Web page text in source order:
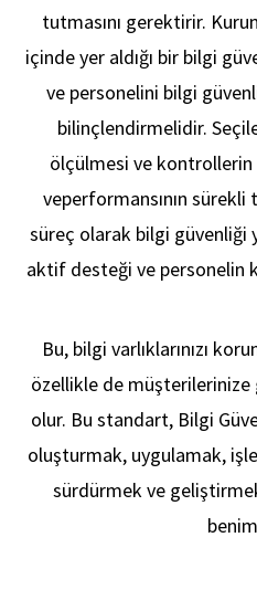
tutmasını gerektirir.
içinde yer aldığı bir bilgi
ve personelini bilgi
bilinçlendirmelidir.
ölçülmesi ve kontrollerin
veperformansının
süreç olarak bilgi
aktif desteği ve personelin
Bu, bilgi varlıklarınızı
özellikle de müşterilerinize
olur. Bu standart, Bilgi
oluşturmak, uygulamak,
sürdürmek ve